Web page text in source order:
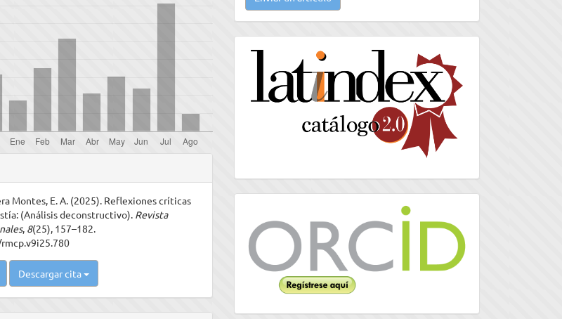
Montes, E. A. (2025). Reflexiones críticas
(Análisis deconstructivo). Revista
, 8(25), 157–182.
Descargar cita
un
artículo
latindex